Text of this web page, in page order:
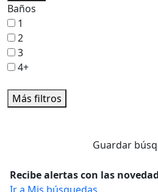
Baños
1
2
3
4+
Más filtros
Guardar
Recibe alertas con las